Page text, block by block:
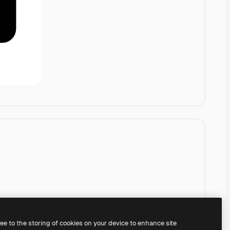
to the storing of cookies on your device to enhance site